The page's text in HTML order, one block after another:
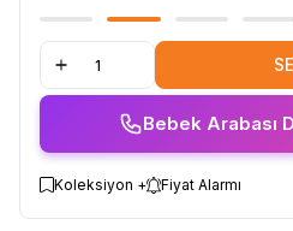
Bebek Arabası
Koleksiyon + Fiyat Alarmı